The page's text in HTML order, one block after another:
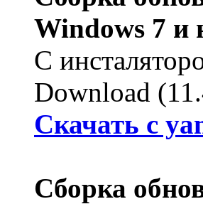
Windows 7 и
С
Download
Cкачать с
Сборка